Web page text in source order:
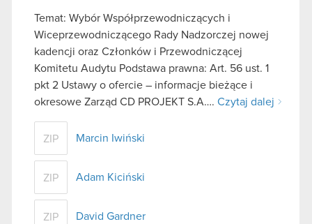
Temat: Wybór Współprzewodniczących i
Wiceprzewodniczącego Rady Nadzorczej nowej
kadencji oraz Członków i Przewodniczącej
Komitetu Audytu Podstawa prawna: Art. 56 ust. 1
pkt 2 Ustawy o ofercie – informacje bieżące i
okresowe Zarząd CD PROJEKT S.A…. Czytaj dalej
ZIP Marcin Iwiński
ZIP Adam Kiciński
ZIP David Gardner